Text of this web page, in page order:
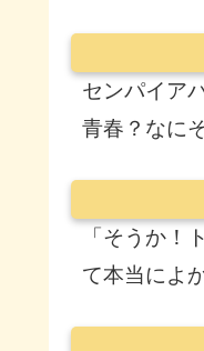
センパイア
青春？なに
「そうか！
て本当によ